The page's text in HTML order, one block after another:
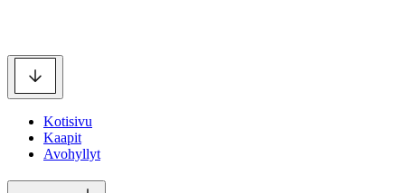
Kotisivu
Kaapit
Avohyllyt